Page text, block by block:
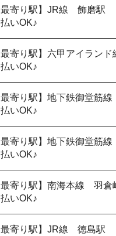
最寄り駅】JR線 飾磨駅
いOK♪
最寄り駅】六甲アイラン
いOK♪
最寄り駅】地下鉄御堂筋
いOK♪
最寄り駅】地下鉄御堂筋
いOK♪
最寄り駅】南海本線 羽倉
いOK♪
最寄り駅】JR線 徳島駅